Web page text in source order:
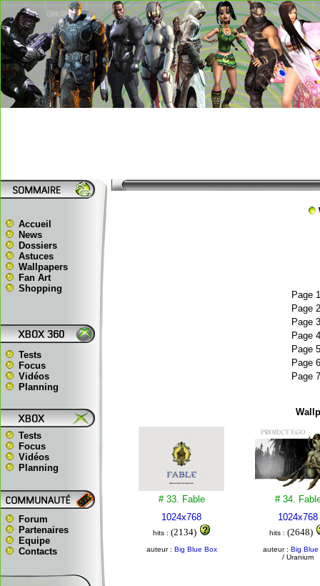
Accueil
News
Dossiers
Astuces
Wallpapers
Fan Art
Shopping
Tests
Focus
Vidéos
Planning
Tests
Focus
Vidéos
Planning
Forum
Partenaires
Equipe
Contacts
Page 1
Page 2
Page 3
Page 4
Page 5
Page 6
Page 7
# 33. Fable
1024x768
hits : (2134)
auteur : Big Blue Box
# 34.
1024x768
hits : (2648)
auteur : Big Blue
/ Uranium